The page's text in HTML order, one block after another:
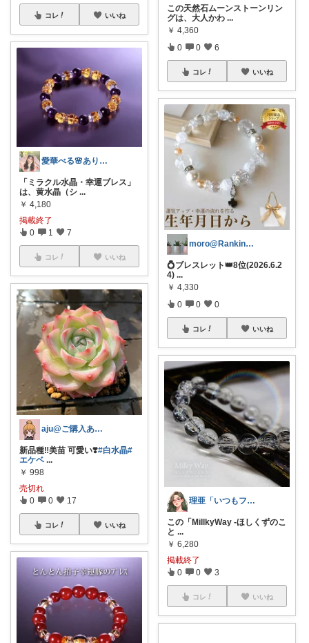
コレ いいね
愛華べる🌸ありがとうございます💖
「ミラクル水晶・幸運ブレス」
は、黄水晶（シ ...
￥ 4,180
掲載終了
0 1 7
コレ いいね
aju@ご購入ありがとうございます♥️
新品種‼️美苗 可愛い❣️#白水晶#
エケベ ...
￥ 998
売切れ
0 0 17
コレ いいね
この天然石ムーンストーンリン
グは、大人かわ ...
￥ 4,360
0 0 6
コレ いいね
moro@Ranking ROOM
💍ブレスレット👑8位(2026.6.2
4) ...
￥ 4,330
0 0 0
コレ いいね
理亜「いつもフォロワー経由で買ってます」
この「MillkyWay -ほしくずのこ
と ...
￥ 6,280
掲載終了
0 0 3
コレ いいね